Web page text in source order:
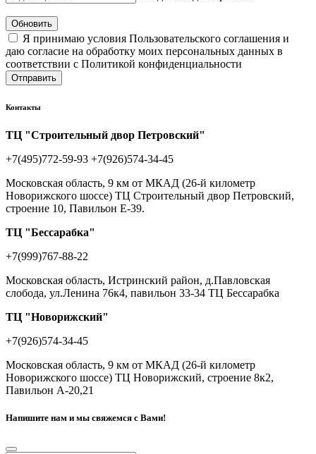
Обновить
Я принимаю условия Пользовательского соглашения и
даю согласие на обработку моих персональных данных в
соответствии с Политикой конфиденциальности
Отправить
Контакты
ТЦ "Строительный двор Петровский"
+7(495)772-59-93 +7(926)574-34-45
Московская область, 9 км от МКАД (26-й километр
Новорижского шоссе) ТЦ Строительный двор Петровский,
строение 10, Павильон Е-39.
ТЦ "Бессарабка"
+7(999)767-88-22
Московская область, Истринский район, д.Павловская
слобода, ул.Ленина 76к4, павильон 33-34 ТЦ Бессарабка
ТЦ "Новорижский"
+7(926)574-34-45
Московская область, 9 км от МКАД (26-й километр
Новорижского шоссе) ТЦ Новорижский, строение 8к2,
Павильон А-20,21
Напишите нам и мы свяжемся с Вами!